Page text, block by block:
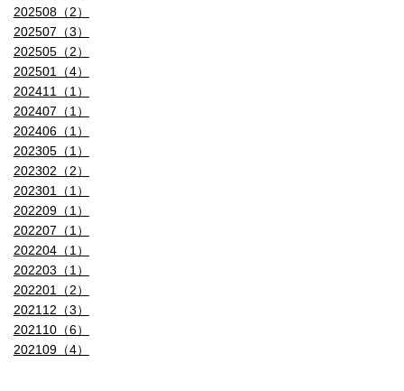
自動手ぶれ補正
Retina Flash
進化したボケ効果と深度コントロ
ールが使えるポートレートモード
写真フロントカメラ ポートレートライティング
6つのエフェクトを備えたポートレ
ートライティング
（自然光、スタジオ照明、輪郭強
202508（2）
202507（3）
202505（2）
202501（4）
202411（1）
202407（1）
202406（1）
202305（1）
202302（2）
202301（1）
202209（1）
202207（1）
202204（1）
202203（1）
202201（2）
202112（3）
202110（6）
202109（4）